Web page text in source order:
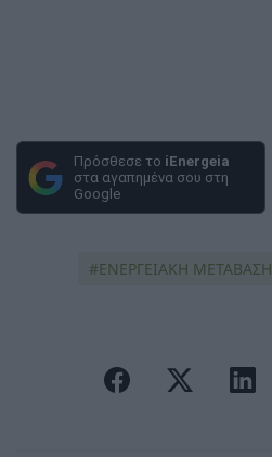
Πρόσθεσε το iEnergeia
στα αγαπημένα σου στη
Google
ΕΝΕΡΓΕΙΑΚΗ ΜΕΤΑΒΑΣΗ